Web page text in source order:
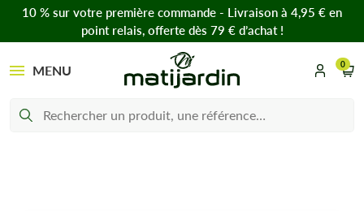
10 % sur votre première commande - Livraison à 4,95 € en
point relais, offerte dès 79 € d’achat !
MENU 0